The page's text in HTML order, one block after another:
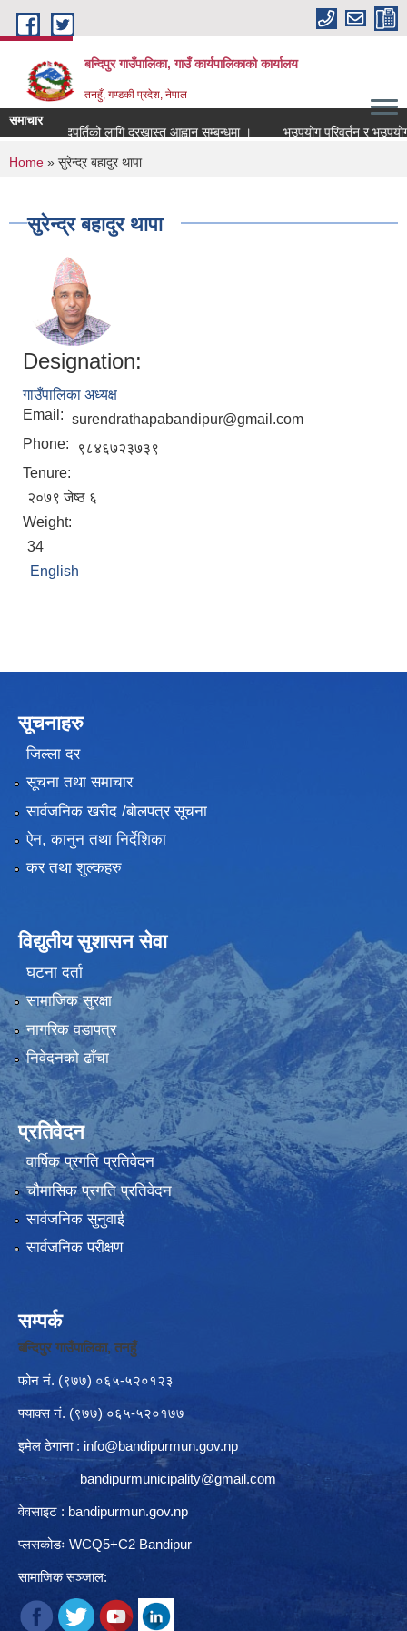
Skip to main content
बन्दिपुर गाउँपालिका, गाउँ कार्यपालिकाको कार्यालय
तनहुँ, गण्डकी प्रदेश, नेपाल
समाचार
पदपुर्तिको लागि दरखास्त आह्वान सम्बन्धमा ।
भूउपयोग परिवर्तन र भूउपयोग
You are here
Home » सुरेन्द्र बहादुर थापा
सुरेन्द्र बहादुर थापा
Designation:
गाउँपालिका अध्यक्ष
Email: surendrathapabandipur@gmail.com
Phone:
९८४६७२३७३९
Tenure:
२०७९ जेष्ठ ६
Weight:
34
English
सूचनाहरु
जिल्ला दर
सूचना तथा समाचार
सार्वजनिक खरीद /बोलपत्र सूचना
ऐन, कानुन तथा निर्देशिका
कर तथा शुल्कहरु
विद्युतीय सुशासन सेवा
घटना दर्ता
सामाजिक सुरक्षा
नागरिक वडापत्र
निवेदनको ढाँचा
प्रतिवेदन
वार्षिक प्रगति प्रतिवेदन
चौमासिक प्रगति प्रतिवेदन
सार्वजनिक सुनुवाई
सार्वजनिक परीक्षण
सम्पर्क
बन्दिपुर गाउँपालिका, तनहुँ
फोन नं‍. (९७७) ०६५-५२०१२३
फ्याक्स नं. (९७७) ०६५-५२०१७७
इमेल ठेगाना : info@bandipurmun.gov.np
bandipurmunicipality@gmail.com
वेवसाइट : bandipurmun.gov.np
प्लसकोडः WCQ5+C2 Bandipur
सामाजिक सञ्जाल: